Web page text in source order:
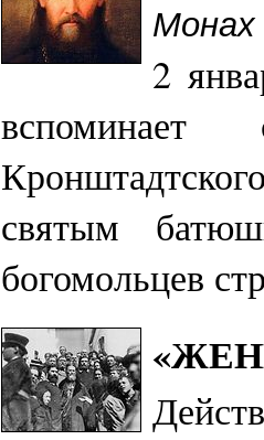
Храм
Берлинско-
Храм св.
Гамбург
Монах
2
вспоминает
святым
богомольцев